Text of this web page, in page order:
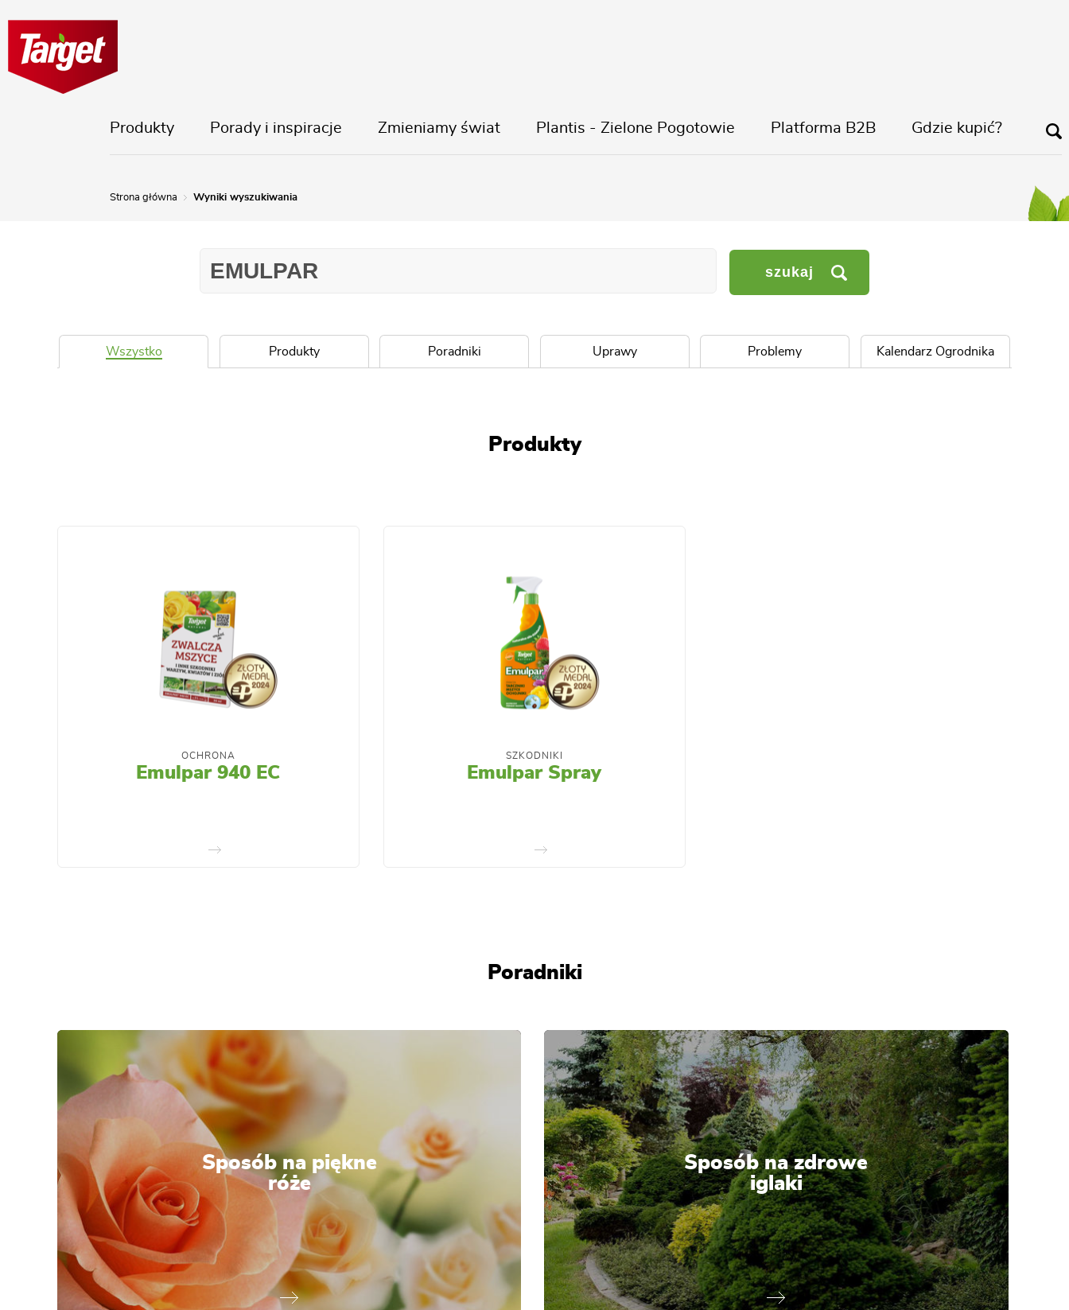
Produkty Porady i inspiracje Zmieniamy świat Plantis - Zielone Pogotowie Platforma B2B Gdzie kupić?
Strona główna Wyniki wyszukiwania
szukaj
Wszystko Produkty Poradniki Uprawy Problemy Kalendarz Ogrodnika
Produkty
OCHRONA
Emulpar 940 EC
SZKODNIKI
Emulpar Spray
Poradniki
Sposób na piękne
róże
Sposób na zdrowe
iglaki